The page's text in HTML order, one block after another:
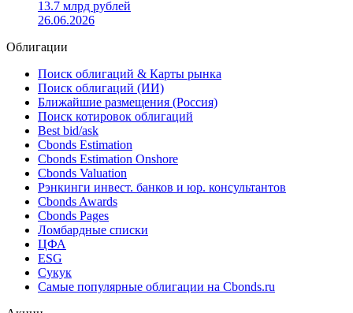
13.7 млрд рублей
26.06.2026
Облигации
Поиск облигаций & Карты рынка
Поиск облигаций (ИИ)
Ближайшие размещения (Россия)
Поиск котировок облигаций
Best bid/ask
Cbonds Estimation
Cbonds Estimation Onshore
Cbonds Valuation
Рэнкинги инвест. банков и юр. консультантов
Cbonds Awards
Cbonds Pages
Ломбардные списки
ЦФА
ESG
Сукук
Самые популярные облигации на Cbonds.ru